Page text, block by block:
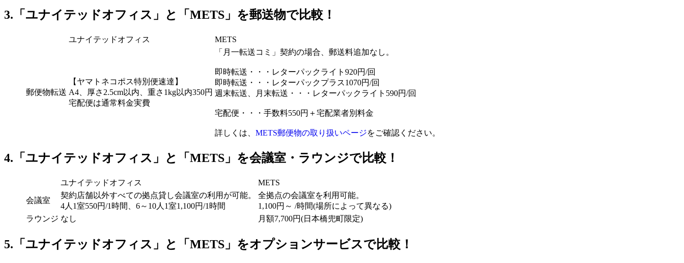
3.「ユナイテッドオフィス」と「METS」を郵送物で比較！
ユナイテッドオフィス METS
郵便物転送
【ヤマトネコポス特別便速達】
A4、厚さ2.5cm以内、重さ1kg以内350円
宅配便は通常料金実費
「月一転送コミ」契約の場合、郵送料追加なし。
即時転送・・・レターパックライト920円/回
即時転送・・・レターパックプラス1070円/回
週末転送、月末転送・・・レターパックライト590円/回
宅配便・・・手数料550円＋宅配業者別料金
詳しくは、 METS郵便物の取り扱いページをご確認ください。
4.「ユナイテッドオフィス」と「METS」を会議室・ラウンジで比較！
ユナイテッドオフィス METS
会議室
契約店舗以外すべての拠点貸し会議室の利用が可能。
4人1室550円/1時間、6～10人1室1,100円/1時間
全拠点の会議室を利用可能。
1,100円～ /時間(場所によって異なる)
ラウンジ なし 月額7,700円(日本橋兜町限定)
5.「ユナイテッドオフィス」と「METS」をオプションサービスで比較！